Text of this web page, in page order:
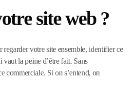
site web ?
votre site ensemble, identifier ce
la peine d’être fait. Sans
commerciale. Si on s’entend, on